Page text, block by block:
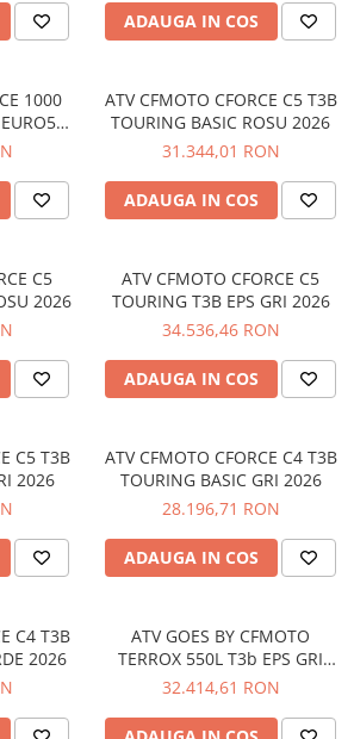
ADAUGA IN COS
1000
ATV CFMOTO CFORCE C5 T3B
TOURING BASIC ROSU 2026
31.344,01 RON
ADAUGA IN COS
C5
2026
ATV CFMOTO CFORCE C5
TOURING T3B EPS GRI 2026
34.536,46 RON
ADAUGA IN COS
C5 T3B
2026
ATV CFMOTO CFORCE C4 T3B
TOURING BASIC GRI 2026
28.196,71 RON
ADAUGA IN COS
C4 T3B
2026
ATV GOES BY CFMOTO
TERROX 550L T3b EPS GRI
2026
32.414,61 RON